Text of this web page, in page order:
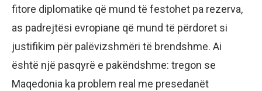
fitore diplomatike që mund të festohet pa rezerva,
as padrejtësi evropiane që mund të përdoret si
justifikim për palëvizshmëri të brendshme. Ai
është një pasqyrë e pakëndshme: tregon se
Maqedonia ka problem real me presedanët